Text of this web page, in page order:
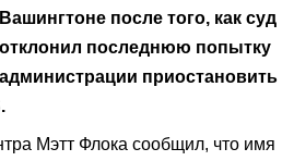
Вашингтоне после того, как суд
отклонил последнюю попытку
администрации приостановить
Мэтт Флока сообщил, что имя